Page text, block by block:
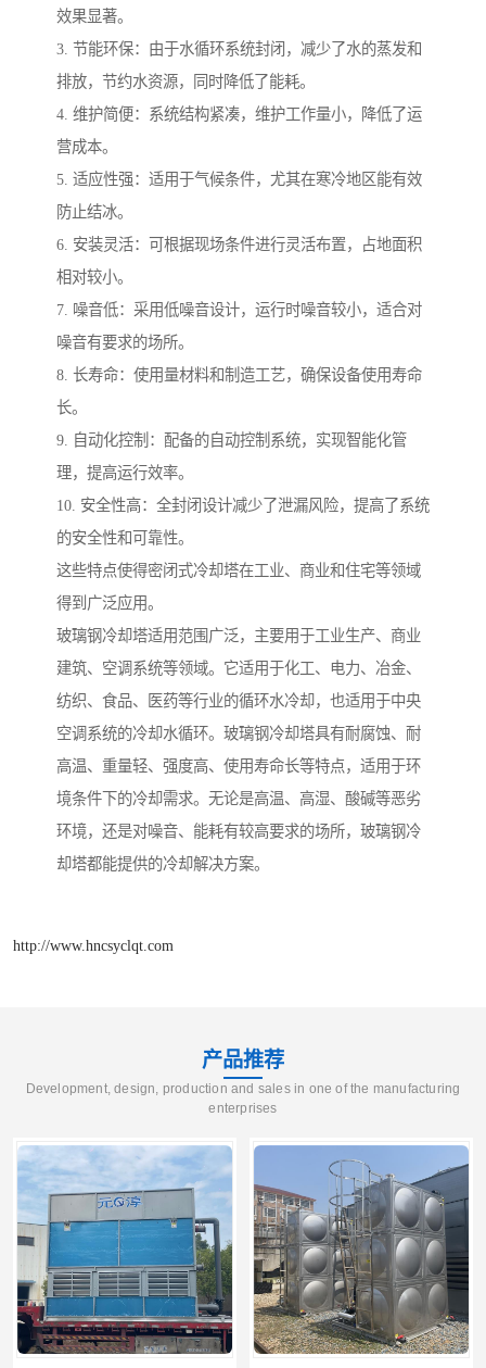
效果显著。
3. 节能环保：由于水循环系统封闭，减少了水的蒸发和
排放，节约水资源，同时降低了能耗。
4. 维护简便：系统结构紧凑，维护工作量小，降低了运
营成本。
5. 适应性强：适用于气候条件，尤其在寒冷地区能有效
防止结冰。
6. 安装灵活：可根据现场条件进行灵活布置，占地面积
相对较小。
7. 噪音低：采用低噪音设计，运行时噪音较小，适合对
噪音有要求的场所。
8. 长寿命：使用量材料和制造工艺，确保设备使用寿命
长。
9. 自动化控制：配备的自动控制系统，实现智能化管
理，提高运行效率。
10. 安全性高：全封闭设计减少了泄漏风险，提高了系统
的安全性和可靠性。
这些特点使得密闭式冷却塔在工业、商业和住宅等领域
得到广泛应用。
玻璃钢冷却塔适用范围广泛，主要用于工业生产、商业
建筑、空调系统等领域。它适用于化工、电力、冶金、
纺织、食品、医药等行业的循环水冷却，也适用于中央
空调系统的冷却水循环。玻璃钢冷却塔具有耐腐蚀、耐
高温、重量轻、强度高、使用寿命长等特点，适用于环
境条件下的冷却需求。无论是高温、高湿、酸碱等恶劣
环境，还是对噪音、能耗有较高要求的场所，玻璃钢冷
却塔都能提供的冷却解决方案。
http://www.hncsyclqt.com
产品推荐
Development, design, production and sales in one of the manufacturing
enterprises